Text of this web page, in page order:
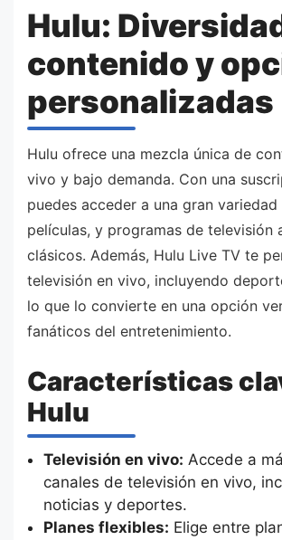
Hulu:
contenido y
personalizadas
Hulu ofrece una mezcla única de
vivo y bajo demanda. Con una
puedes acceder a una gran variedad
películas, y programas de televisión
clásicos. Además, Hulu Live TV te
televisión en vivo, incluyendo
lo que lo convierte en una opción
fanáticos del entretenimiento.
Características
Hulu
Televisión en vivo: Accede a
canales de televisión en vivo,
noticias y deportes.
Planes flexibles: Elige entre